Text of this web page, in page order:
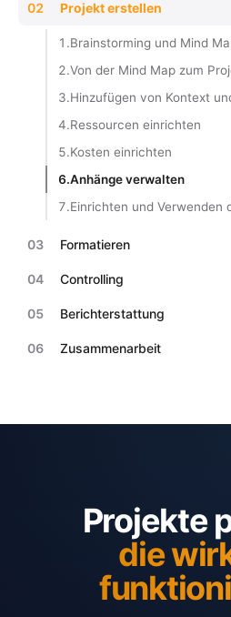
02 Projekt erstellen
1.Brainstorming und Mind
2.Von der Mind Map zum
3.Hinzufügen von Kontext
4.Ressourcen einrichten
5.Kosten einrichten
6.Anhänge verwalten
7.Einrichten und Verwenden
03 Formatieren
04 Controlling
05 Berichterstattung
06 Zusammenarbeit
Projekte
die